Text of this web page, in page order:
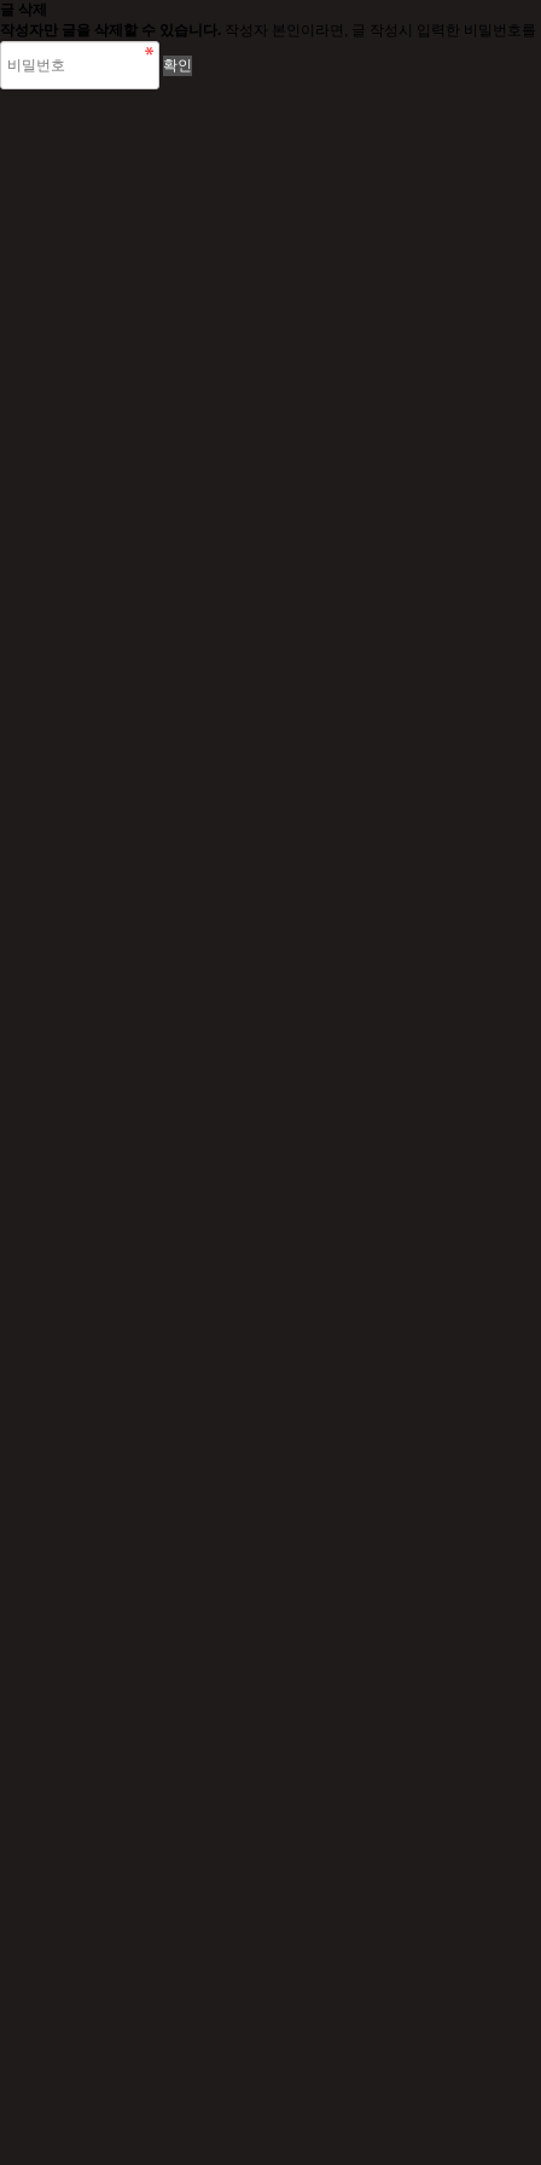
글 삭제
작성자만 글을 삭제할 수 있습니다. 작성자 본인이라면, 글 작성시 입력한 비밀번호